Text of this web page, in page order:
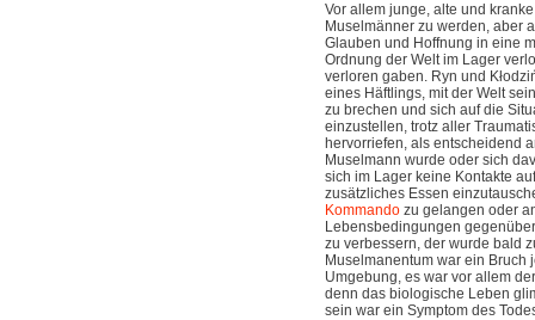
Vor allem junge, alte und
Muselmänner zu werden, aber
Glauben und Hoffnung in eine
Ordnung der Welt im Lager
verloren gaben. Ryn und
eines Häftlings, mit der Welt
zu brechen und sich auf die
einzustellen, trotz aller
hervorriefen, als entscheidend
Muselmann wurde oder sich
sich im Lager keine Kontakte
zusätzliches Essen
Kommando zu gelangen oder
Lebensbedingungen
zu verbessern, der wurde bald
Muselmanentum war ein
Umgebung, es war vor allem
denn das biologische Leben
sein war ein Symptom des